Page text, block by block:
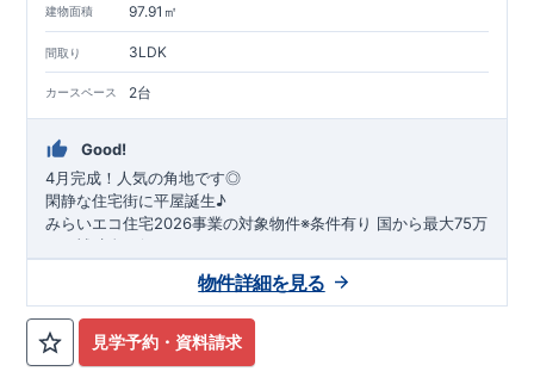
建物面積 97.91㎡
間取り 3LDK
カースペース 2台
Good!
4月完成！人気の角地です◎
閑静な住宅街に平屋誕生♪
​みらいエコ住宅2026事業の対象物件※条件有り 国から最大75万
円の補助金が得られます！
数料が差し引かれます。
​・玄関から直接洗面所・浴室
外から帰ってきたお子様も
​・
キッチンには 食器洗い機完備
見学予約・資料請求
物件詳細を見る